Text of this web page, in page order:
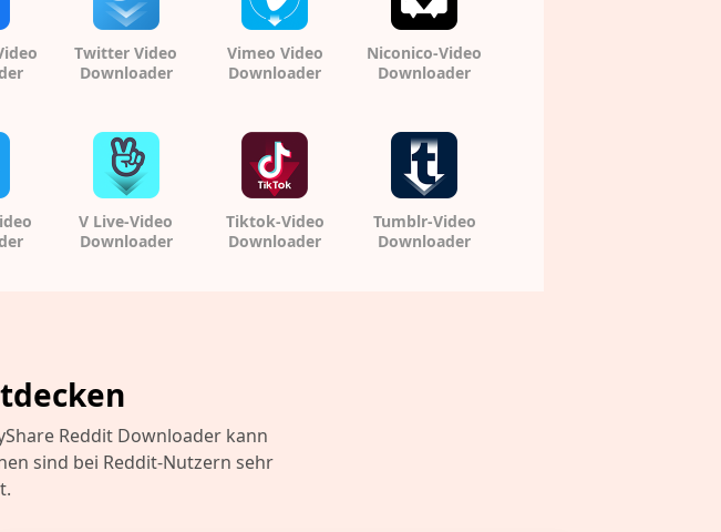
Twitter Video
Downloader
Vimeo Video
Downloader
Niconico-Video
Downloader
V Live-Video
Downloader
Tiktok-Video
Downloader
Tumblr-Video
Downloader
Reddit Downloader kann
sind bei Reddit-Nutzern sehr